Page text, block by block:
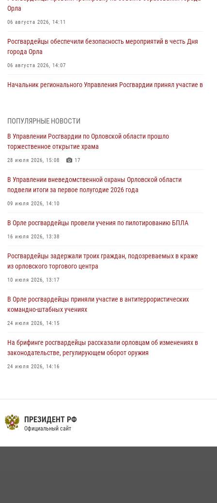
Орла
06 августа 2026, 14:11
Росгвардейцы обеспечили безопасность мероприятий в честь Дня
города Орла
06 августа 2026, 14:07
Начальник регионального Управления Росгвардии принял участие в
первое полугодие
05 августа 2026, 13:12
совершении противоправных действий
04 августа 2026, 14:21
04 августа 2026, 14:06
предоставлении госуслуг
03 августа 2026, 14:30
ПОПУЛЯРНЫЕ НОВОСТИ
В Управлении Росгвардии по Орловской области прошло
торжественное открытие храма
28 июля 2026, 15:08 17
В Управлении вневедомственной охраны Орловской области
подвели итоги за первое полугодие 2026 года
09 июля 2026, 14:10
В Орле росгвардейцы провели учения по пилотированию БПЛА
16 июля 2026, 13:38
Росгвардейцы задержали троих граждан, подозреваемых в краже
из орловского торгового центра
10 июля 2026, 13:17
В Орле росгвардейцы приняли участие в антитеррористических
командно-штабных учениях
24 июля 2026, 14:15
На брифинге росгвардейцы рассказали орловцам об изменениях в
законодательстве, регулирующем оборот оружия
24 июля 2026, 14:16
16 июля 2026, 13:34
Росгвардейцы приняли участие в рабочем совещании по вопросам
обеспечения безопасности в преддверии Единого дня голосования
ПРЕЗИДЕНТ РФ
Официальный сайт